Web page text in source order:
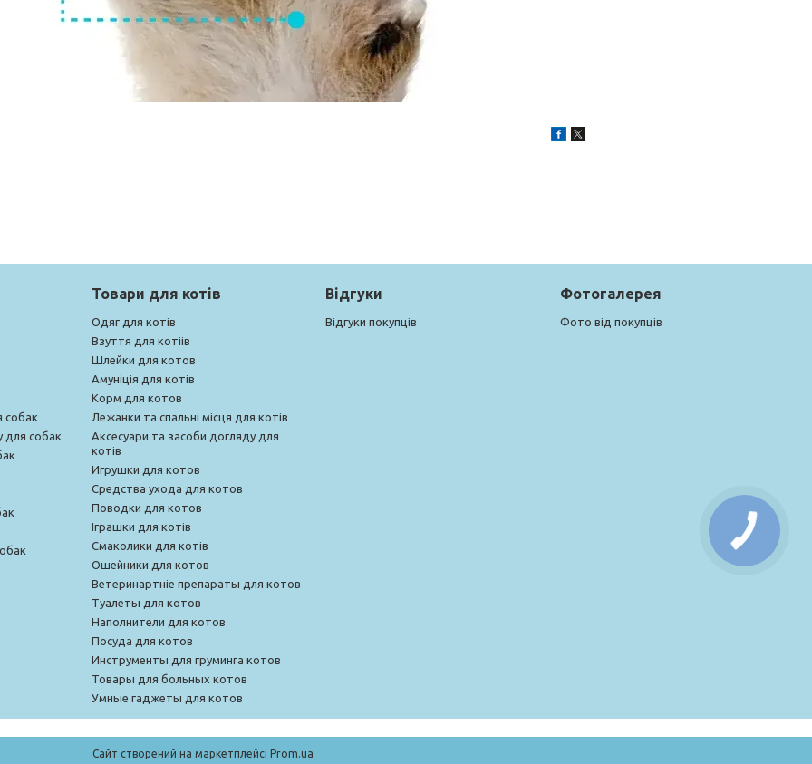
собак
для собак
Товари для котів
Одяг для котів
Взуття для котіів
Шлейки для котов
Амуніція для котів
Корм для котов
Лежанки та спальні місця для котів
Аксесуари та засоби догляду для
котів
Игрушки для котов
Средства ухода для котов
Поводки для котов
Іграшки для котів
Смаколики для котів
Ошейники для котов
Ветеринартніе препараты для котов
Туалеты для котов
Наполнители для котов
Посуда для котов
Инструменты для груминга котов
Товары для больных котов
Умные гаджеты для котов
Відгуки
Відгуки покупців
Фотогалерея
Фото від покупців
Сайт створений на маркетплейсі Prom.ua